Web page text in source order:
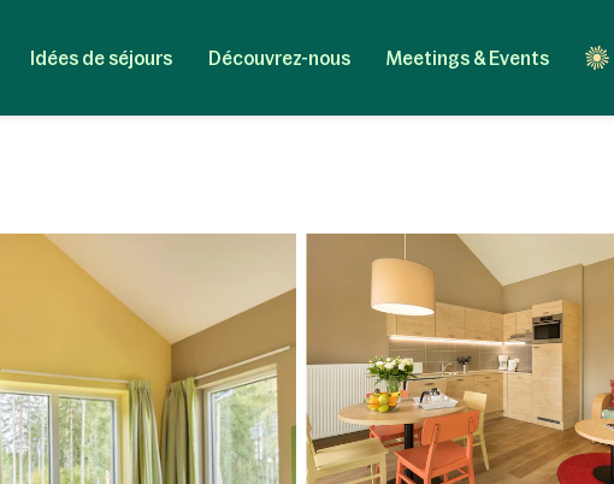
Idées de séjours Découvrez-nous Meetings & Events